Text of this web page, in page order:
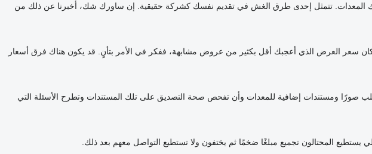
المعدات. تتمثل إحدى طرق الغش في تقديم نفسك كشركة حقيقية. إن ساورك شك، أخبرنا عن ذلك من
كان سعر العرض الذي أعجبك أقل بكثير من عروض مشابهة، ففكر في الأمر بتأنٍ. قد يكون هناك فرق أسعار
صورًا ومستندات إضافية للمعدات وأن تفحص صحة التصديق على تلك المستندات وتطرح الأسئلة التي
يستطيع المحتالون تجميع مبلغًا ضخمًا ثم يختفون ولا تستطيع التواصل معهم بعد ذلك.